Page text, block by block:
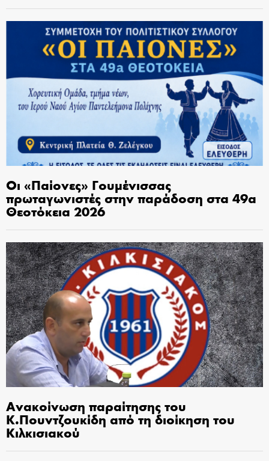
Οι «Παίονες» Γουμένισσας
πρωταγωνιστές στην παράδοση στα 49α
Θεοτόκεια 2026
Ανακοίνωση παραίτησης του
Κ.Πουντζουκίδη από τη διοίκηση του
Κιλκισιακού